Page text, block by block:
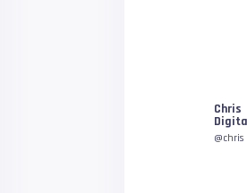
Chris
@chris